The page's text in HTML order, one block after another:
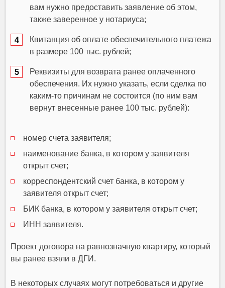
вам нужно предоставить заявление об этом,
также заверенное у нотариуса;
Квитанция об оплате обеспечительного платежа
в размере 100 тыс. рублей;
Реквизиты для возврата ранее оплаченного
обеспечения. Их нужно указать, если сделка по
каким-то причинам не состоится (по ним вам
вернут внесенные ранее 100 тыс. рублей):
номер счета заявителя;
наименование банка, в котором у заявителя
открыт счет;
корреспондентский счет банка, в котором у
заявителя открыт счет;
БИК банка, в котором у заявителя открыт счет;
ИНН заявителя.
Проект договора на равнозначную квартиру, который
вы ранее взяли в ДГИ.
В некоторых случаях могут потребоваться и другие